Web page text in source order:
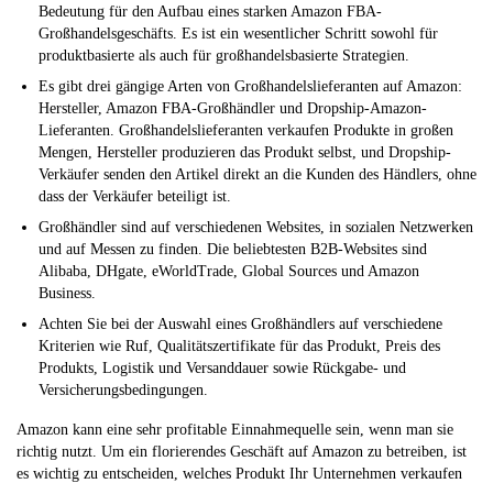
Bedeutung für den Aufbau eines starken Amazon FBA-
Großhandelsgeschäfts. Es ist ein wesentlicher Schritt sowohl für
produktbasierte als auch für großhandelsbasierte Strategien.
Es gibt drei gängige Arten von Großhandelslieferanten auf Amazon:
Hersteller, Amazon FBA-Großhändler und Dropship-Amazon-
Lieferanten. Großhandelslieferanten verkaufen Produkte in großen
Mengen, Hersteller produzieren das Produkt selbst, und Dropship-
Verkäufer senden den Artikel direkt an die Kunden des Händlers, ohne
dass der Verkäufer beteiligt ist.
Großhändler sind auf verschiedenen Websites, in sozialen Netzwerken
und auf Messen zu finden. Die beliebtesten B2B-Websites sind
Alibaba, DHgate, eWorldTrade, Global Sources und Amazon
Business.
Achten Sie bei der Auswahl eines Großhändlers auf verschiedene
Kriterien wie Ruf, Qualitätszertifikate für das Produkt, Preis des
Produkts, Logistik und Versanddauer sowie Rückgabe- und
Versicherungsbedingungen.
Amazon kann eine sehr profitable Einnahmequelle sein, wenn man sie
richtig nutzt. Um ein florierendes Geschäft auf Amazon zu betreiben, ist
es wichtig zu entscheiden, welches Produkt Ihr Unternehmen verkaufen